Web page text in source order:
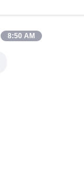
8:50 AM